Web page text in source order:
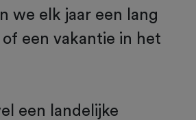
we elk jaar een lang
een vakantie in het
een landelijke